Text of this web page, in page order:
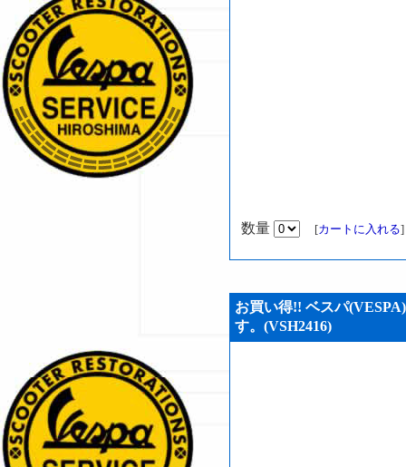
数量 [カートに入れる
お買い得!! ベスパ
す。(VSH2416)